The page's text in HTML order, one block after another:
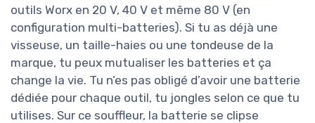
outils Worx en 20 V, 40 V et même 80 V (en
configuration multi-batteries). Si tu as déjà une
visseuse, un taille-haies ou une tondeuse de la
marque, tu peux mutualiser les batteries et ça
change la vie. Tu n’es pas obligé d’avoir une batterie
dédiée pour chaque outil, tu jongles selon ce que tu
utilises. Sur ce souffleur, la batterie se clipse